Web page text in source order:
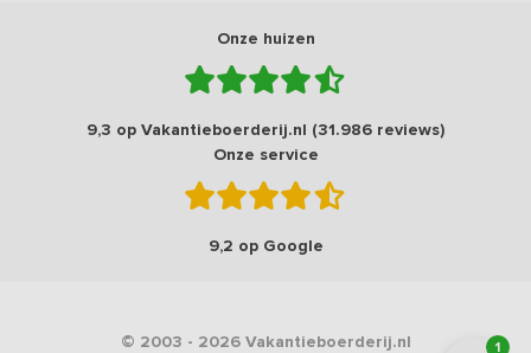
1
Onze huizen
9,3 op Vakantieboerderij.nl (31.986 reviews)
Onze service
9,2 op Google
© 2003 - 2026 Vakantieboerderij.nl